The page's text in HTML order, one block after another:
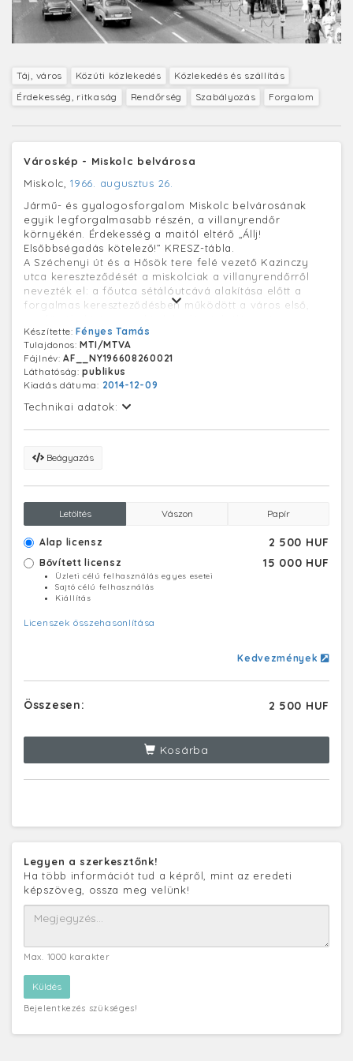
Táj, város Közúti közlekedés
Közlekedés és szállítás
Érdekesség, ritkaság
Rendőrség Szabályozás Forgalom
Városkép - Miskolc belvárosa
Miskolc,1966. augusztus 26.
Jármű- és gyalogosforgalom Miskolc belvárosának
egyik legforgalmasabb részén, a villanyrendőr
környékén. Érdekesség a maitól eltérő „Állj!
Elsőbbségadás kötelező!” KRESZ-tábla.
A Széchenyi út és a Hősök tere felé vezető Kazinczy
utca kereszteződését a miskolciak a villanyrendőrről
nevezték el: a főutca sétálóutcává alakítása előtt a
forgalmas kereszteződésben működött a város első,
Készítette:Fényes Tamás
Tulajdonos:MTI/MTVA
Fájlnév:AF__NY196608260021
Láthatóság:publikus
Kiadás dátuma: 2014-12-09
Technikai adatok:
Beágyazás
Letöltés Vászon Papír
Alap licensz 2 500 HUF
Bővített licensz 15 000 HUF
Üzleti célú felhasználás egyes esetei
Sajtó célú felhasználás
Kiállítás
Licenszek összehasonlítása
Kedvezmények
Összesen: 2 500 HUF
Kosárba
Legyen a szerkesztőnk!
Ha több információt tud a képről, mint az eredeti
képszöveg, ossza meg velünk!
Max. 1000 karakter
Bejelentkezés szükséges!